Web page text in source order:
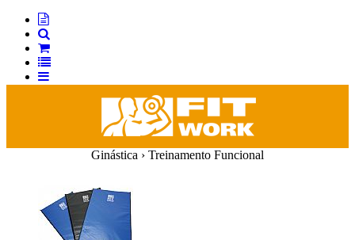
Ginástica › Treinamento Funcional